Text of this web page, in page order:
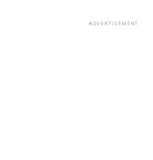
ADVERTISEMENT